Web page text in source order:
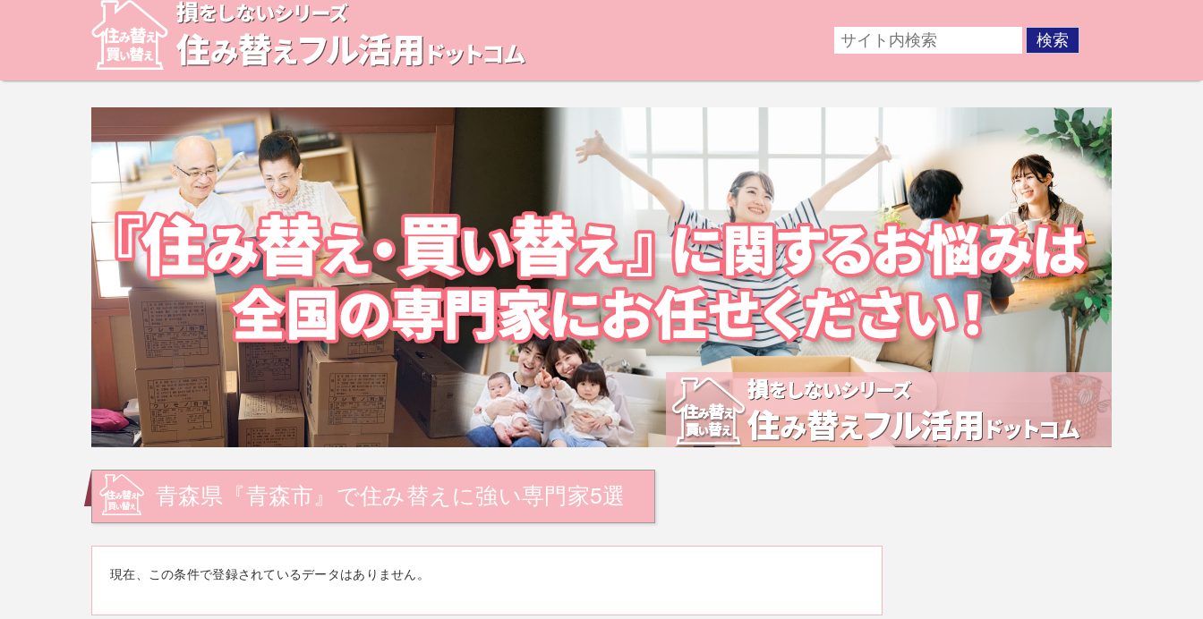
青森県『青森市』で住み替えに強い専門家5選
現在、この条件で登録されているデータはありません。